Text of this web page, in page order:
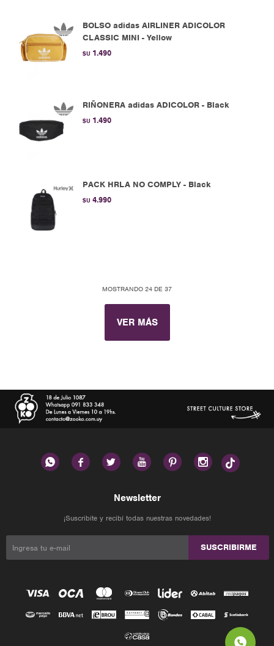
BOLSO adidas AIRLINER ADICOLOR
CLASSIC MINI - Yellow
$U 1.490
RIÑONERA adidas ADICOLOR - Black
$U 1.490
PACK HRLA NO COMPLY - Black
$U 4.990
MOSTRANDO 24 DE 37
VER MÁS
     
Newsletter
¡Suscribite y recibí todas nuestras novedades!
SUSCRIBIRME